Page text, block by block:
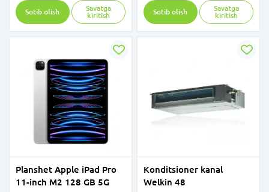
Sotib olish
Savatga
kiritish
Sotib olish
Savatga
kiritish
Planshet Apple iPad Pro
11-inch M2 128 GB 5G
Konditsioner kanal
Welkin 48